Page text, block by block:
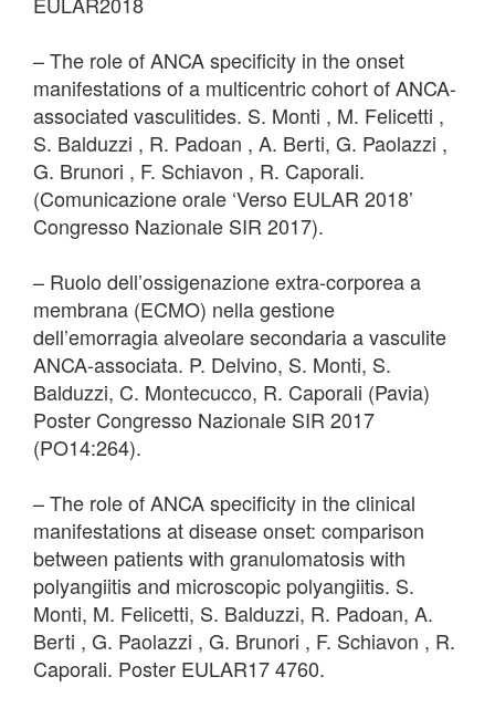
– The role of ANCA specificity in the onset
manifestations of a multicentric cohort of ANCA-
associated vasculitides. S. Monti , M. Felicetti ,
S. Balduzzi , R. Padoan , A. Berti, G. Paolazzi ,
G. Brunori , F. Schiavon , R. Caporali.
(Comunicazione orale ‘Verso EULAR 2018’
Congresso Nazionale SIR 2017).
– Ruolo dell’ossigenazione extra-corporea a
membrana (ECMO) nella gestione
dell’emorragia alveolare secondaria a vasculite
ANCA-associata. P. Delvino, S. Monti, S.
Balduzzi, C. Montecucco, R. Caporali (Pavia)
Poster Congresso Nazionale SIR 2017
(PO14:264).
– The role of ANCA specificity in the clinical
manifestations at disease onset: comparison
between patients with granulomatosis with
polyangiitis and microscopic polyangiitis. S.
Monti, M. Felicetti, S. Balduzzi, R. Padoan, A.
Berti , G. Paolazzi , G. Brunori , F. Schiavon , R.
Caporali. Poster EULAR17 4760.